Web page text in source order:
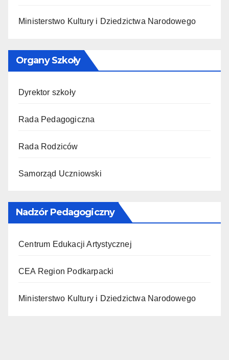
Ministerstwo Kultury i Dziedzictwa Narodowego
Organy Szkoły
Dyrektor szkoły
Rada Pedagogiczna
Rada Rodziców
Samorząd Uczniowski
Nadzór Pedagogiczny
Centrum Edukacji Artystycznej
CEA Region Podkarpacki
Ministerstwo Kultury i Dziedzictwa Narodowego